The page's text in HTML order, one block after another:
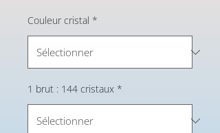
Couleur cristal *
1 brut : 144 cristaux *